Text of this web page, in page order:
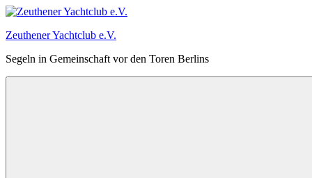
Zum
springen
Zeuthener Yachtclub e.V.
Segeln in Gemeinschaft vor den Toren Berlins